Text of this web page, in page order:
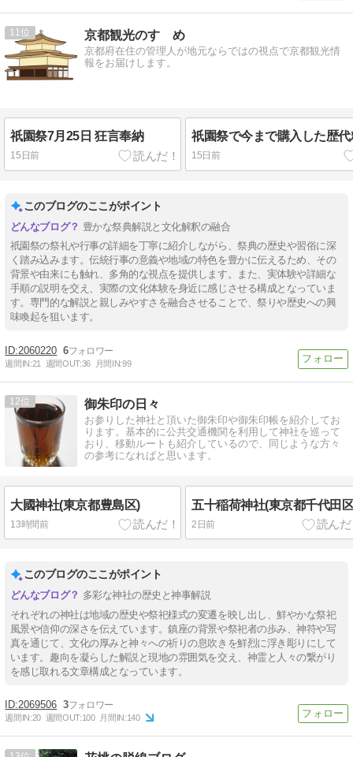
11 京都観光のすゝめ
京都府在住の管理人が地元ならではの視点で京都観光情
報をお届けします。
祇園祭7月25日 狂言奉納
15日前
祇園祭で今まで購入した歴
15日前
このブログのここがポイント
豊かな祭典解説と文化解釈の融合
祇園祭の祭礼や行事の詳細を丁寧に紹介しながら、祭典の歴史や習俗に深
く踏み込みます。伝統行事の意義や地域の特色を豊かに伝えるため、その
背景や由来にも触れ、多角的な視点を提供します。また、実体験や詳細な
手順の説明を交え、実際の文化体験を身近に感じさせる構成となっていま
す。専門的な解説と親しみやすさを融合させることで、祭りや歴史への興
味喚起を狙います。
2060220 6
週間IN:21 週間OUT:36 月間IN:99
12 御朱印の日々
お参りした神社と頂いた御朱印や御朱印帳を紹介してお
ります。基本的に公共交通機関を利用して神社を巡って
おり、移動ルートも紹介しているので、同じような方々
の参考になればと思います。
大國神社(東京都豊島区)
13時間前
五十稲荷神社(東京都千代田
2日前
このブログのここがポイント
多彩な神社の歴史と神事解説
それぞれの神社は地域の歴史や祭祀様式の変遷を映し出し、鮮やかな祭祀
風景や信仰の深さを伝えています。鎮座の背景や祭祀者の歩み、神符や写
真を通じて、文化の厚みと神々への祈りの息吹きを鮮烈に浮き彫りにして
います。趣向を凝らした解説と現地の雰囲気を交え、神霊と人々の繋がり
を感じ取れる文章構成となっています。
2069506 3
週間IN:20 週間OUT:100 月間IN:140